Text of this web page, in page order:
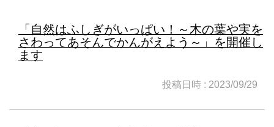
「自然はふしぎがいっぱい！～木の葉や実を
さわってあそんでかんがえよう～」を開催し
ます
投稿日時 : 2023/09/29